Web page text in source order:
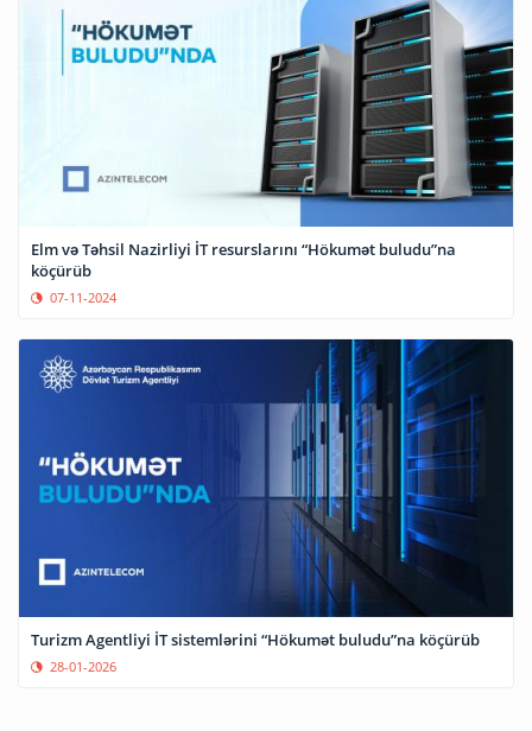
Elm və Təhsil Nazirliyi İT resurslarını “Hökumət buludu”na
köçürüb
07-11-2024
Turizm Agentliyi İT sistemlərini “Hökumət buludu”na köçürüb
28-01-2026